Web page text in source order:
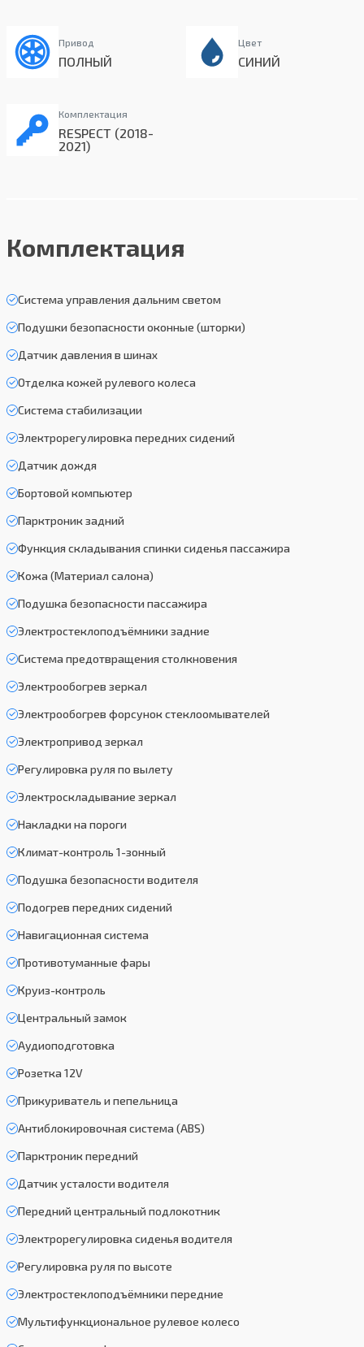
Привод
ПОЛНЫЙ
Цвет
СИНИЙ
Комплектация
RESPECT (2018-
2021)
Комплектация
Система управления дальним светом
Подушки безопасности оконные (шторки)
Датчик давления в шинах
Отделка кожей рулевого колеса
Система стабилизации
Электрорегулировка передних сидений
Датчик дождя
Бортовой компьютер
Парктроник задний
Функция складывания спинки сиденья пассажира
Кожа (Материал салона)
Подушка безопасности пассажира
Электростеклоподъёмники задние
Система предотвращения столкновения
Электрообогрев зеркал
Электрообогрев форсунок стеклоомывателей
Электропривод зеркал
Регулировка руля по вылету
Электроскладывание зеркал
Накладки на пороги
Климат-контроль 1-зонный
Подушка безопасности водителя
Подогрев передних сидений
Навигационная система
Противотуманные фары
Круиз-контроль
Центральный замок
Аудиоподготовка
Розетка 12V
Прикуриватель и пепельница
Антиблокировочная система (ABS)
Парктроник передний
Датчик усталости водителя
Передний центральный подлокотник
Электрорегулировка сиденья водителя
Регулировка руля по высоте
Электростеклоподъёмники передние
Мультифункциональное рулевое колесо